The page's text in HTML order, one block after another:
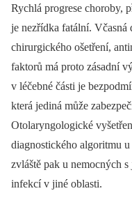
Rychlá progrese choroby,
je nezřídka fatální. Včasná
chirurgického ošetření,
faktorů má proto zásadní
v léčebné části je
která jediná může
Otolaryngologické
diagnostického algoritmu
zvláště pak u nemocných
infekcí v jiné oblasti.